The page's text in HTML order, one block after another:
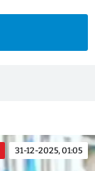
31-12-2025, 01:05